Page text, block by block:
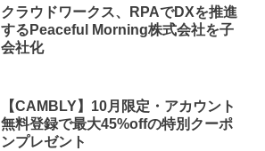
クラウドワークス、RPAでDXを推進
するPeaceful Morning株式会社を子
会社化
【CAMBLY】10月限定・アカウント
無料登録で最大45%offの特別クーポ
ンプレゼント